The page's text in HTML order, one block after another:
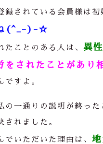
録されている会員様は初
ね(^_-)-☆
たことのある人は、 異
をされたことがあり
ですよ。
の一通りの説明が終っ
されました。
でいただいた理由は、